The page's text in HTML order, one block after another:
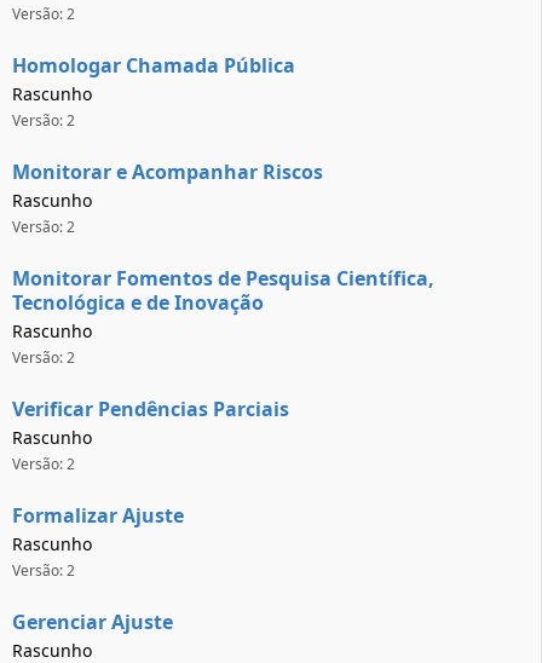
Versão: 2
Homologar Chamada Pública
Rascunho
Versão: 2
Monitorar e Acompanhar Riscos
Rascunho
Versão: 2
Monitorar Fomentos de Pesquisa Científica,
Tecnológica e de Inovação
Rascunho
Versão: 2
Verificar Pendências Parciais
Rascunho
Versão: 2
Formalizar Ajuste
Rascunho
Versão: 2
Gerenciar Ajuste
Rascunho